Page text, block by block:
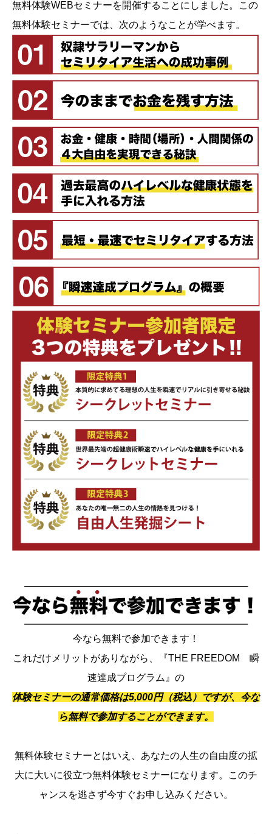
無料体験WEBセミナーを開催することにしました。この
無料体験セミナーでは、次のようなことが学べます。
今なら無料で参加できます！
これだけメリットがありながら、『THE FREEDOM 瞬
速達成プログラム』の
体験セミナーの通常価格は5,000円（税込）ですが、今な
ら無料で参加することができます。
無料体験セミナーとはいえ、あなたの人生の自由度の拡
大に大いに役立つ無料体験セミナーになります。このチ
ャンスを逃さず今すぐお申し込みください。